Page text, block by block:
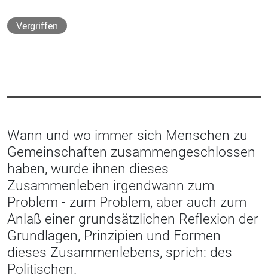
Vergriffen
Wann und wo immer sich Menschen zu
Gemeinschaften zusammengeschlossen
haben, wurde ihnen dieses
Zusammenleben irgendwann zum
Problem - zum Problem, aber auch zum
Anlaß einer grundsätzlichen Reflexion der
Grundlagen, Prinzipien und Formen
dieses Zusammenlebens, sprich: des
Politischen.